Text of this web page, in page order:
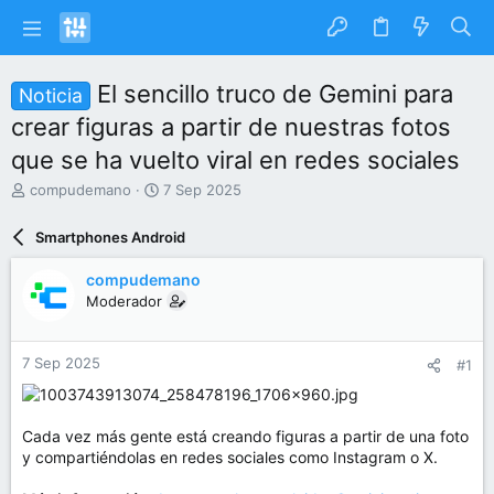
Noticia
El sencillo truco de Gemini para
crear figuras a partir de nuestras fotos
que se ha vuelto viral en redes sociales
I
a
r
d
e
l
t
e
m
compudemano
F
h
d
e
n
c
i
7 Sep 2025
Smartphones Android
compudemano
Moderador
7 Sep 2025 #1
Cada vez más gente está creando figuras a partir de una foto
y compartiéndolas en redes sociales como Instagram o X.